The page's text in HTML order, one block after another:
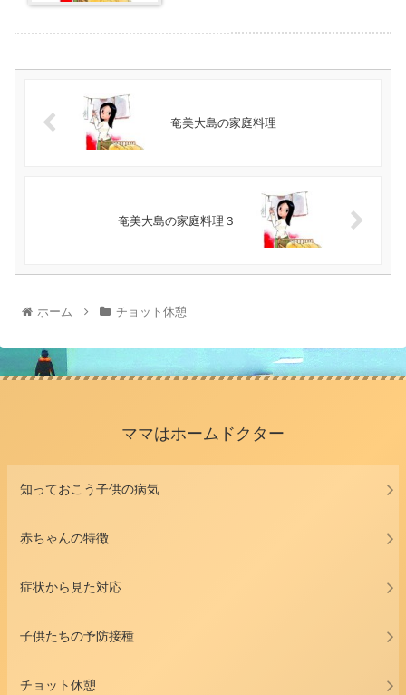
奄美大島の家庭料理
奄美大島の家庭料理３
ホーム チョット休憩
ママはホームドクター
知っておこう子供の病気
赤ちゃんの特徴
症状から見た対応
子供たちの予防接種
チョット休憩